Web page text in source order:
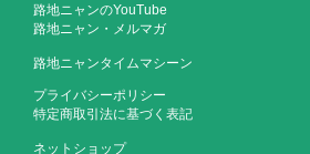
路地ニャンのYouTube
路地ニャン・メルマガ
路地ニャンタイムマシーン
プライバシーポリシー
特定商取引法に基づく表記
ネットショップ